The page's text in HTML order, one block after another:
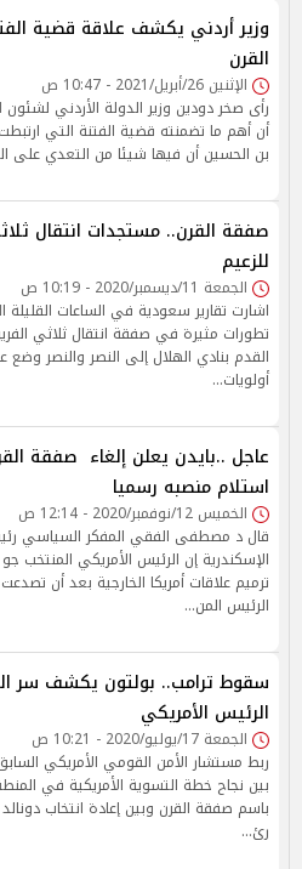
وزير أردني يكشف علاقة قضية
القرن
الإثنين 26/أبريل/2021 - 10:47 ص
رأى صخر دودين وزير الدولة الأردني لشئون
أن أهم ما تضمنته قضية الفتنة التي ارتبطت
بن الحسين أن فيها شيئا من التعدي على
صفقة القرن.. مستجدات انتقال
للزعيم
الجمعة 11/ديسمبر/2020 - 10:19 ص
اشارت تقارير سعودية في الساعات القليلة
تطورات مثيرة في صفقة انتقال ثلاثي
القدم بنادي الهلال إلى النصر والنصر
أولويات…
عاجل ..بايدن يعلن إلغاء صفقة
استلام منصبه رسميا
الخميس 12/نوفمبر/2020 - 12:14 ص
قال د مصطفى الفقي المفكر السياسي
الإسكندرية إن الرئيس الأمريكي المنتخب
ترميم علاقات أمريكا الخارجية بعد أن
الرئيس المن…
سقوط ترامب.. بولتون يكشف سر
الرئيس الأمريكي
الجمعة 17/يوليو/2020 - 10:21 ص
ربط مستشار الأمن القومي الأمريكي
بين نجاح خطة التسوية الأمريكية في
باسم صفقة القرن وبين إعادة انتخاب دونالد
رئ…